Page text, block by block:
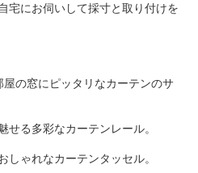
宅にお伺いして採寸と取り付けを
の窓にピッタリなカーテンのサ
せる多彩なカーテンレール。
しゃれなカーテンタッセル。